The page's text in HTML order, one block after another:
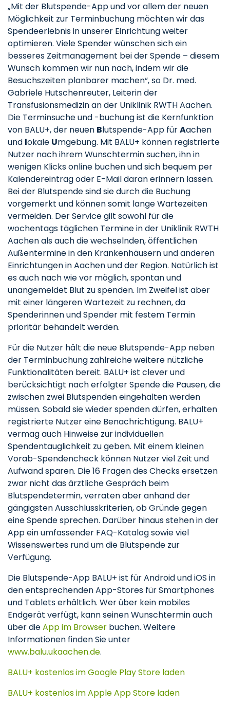
„Mit der Blutspende-App und vor allem der neuen
Möglichkeit zur Terminbuchung möchten wir das
Spendeerlebnis in unserer Einrichtung weiter
optimieren. Viele Spender wünschen sich ein
besseres Zeitmanagement bei der Spende – diesem
Wunsch kommen wir nun nach, indem wir die
Besuchszeiten planbarer machen“, so Dr. med.
Gabriele Hutschenreuter, Leiterin der
Transfusionsmedizin an der Uniklinik RWTH Aachen.
Die Terminsuche und -buchung ist die Kernfunktion
von BALU+, der neuen Blutspende-App fürAachen
und lokale Umgebung. Mit BALU+ können registrierte
Nutzer nach ihrem Wunschtermin suchen, ihn in
wenigen Klicks online buchen und sich bequem per
Kalendereintrag oder E-Mail daran erinnern lassen.
Bei der Blutspende sind sie durch die Buchung
vorgemerkt und können somit lange Wartezeiten
vermeiden. Der Service gilt sowohl für die
wochentags täglichen Termine in der Uniklinik RWTH
Aachen als auch die wechselnden, öffentlichen
Außentermine in den Krankenhäusern und anderen
Einrichtungen in Aachen und der Region. Natürlich ist
es auch nach wie vor möglich, spontan und
unangemeldet Blut zu spenden. Im Zweifel ist aber
mit einer längeren Wartezeit zu rechnen, da
Spenderinnen und Spender mit festem Termin
prioritär behandelt werden.
Für die Nutzer hält die neue Blutspende-App neben
der Terminbuchung zahlreiche weitere nützliche
Funktionalitäten bereit. BALU+ ist clever und
berücksichtigt nach erfolgter Spende die Pausen, die
zwischen zwei Blutspenden eingehalten werden
müssen. Sobald sie wieder spenden dürfen, erhalten
registrierte Nutzer eine Benachrichtigung. BALU+
vermag auch Hinweise zur individuellen
Spendentauglichkeit zu geben. Mit einem kleinen
Vorab-Spendencheck können Nutzer viel Zeit und
Aufwand sparen. Die 16 Fragen des Checks ersetzen
zwar nicht das ärztliche Gespräch beim
Blutspendetermin, verraten aber anhand der
gängigsten Ausschlusskriterien, ob Gründe gegen
eine Spende sprechen. Darüber hinaus stehen in der
App ein umfassender FAQ-Katalog sowie viel
Wissenswertes rund um die Blutspende zur
Verfügung.
Die Blutspende-App BALU+ ist für Android und iOS in
den entsprechenden App-Stores für Smartphones
und Tablets erhältlich. Wer über kein mobiles
Endgerät verfügt, kann seinen Wunschtermin auch
über dieApp im Browser buchen. Weitere
Informationen finden Sie unter
www.balu.ukaachen.de.
BALU+ kostenlos im Google Play Store laden
BALU+ kostenlos im Apple App Store laden